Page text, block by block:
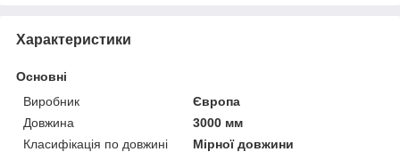
Характеристики
Основні
Виробник
Європа
Довжина
3000 мм
Класифікація по довжині
Мірної довжини